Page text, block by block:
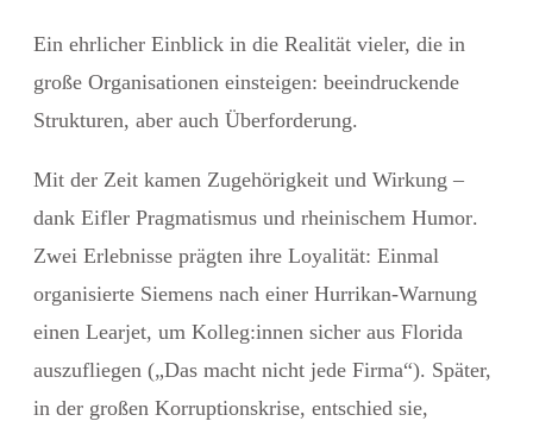
Ein ehrlicher Einblick in die Realität vieler, die in
große Organisationen einsteigen: beeindruckende
Strukturen, aber auch Überforderung.
Mit der Zeit kamen Zugehörigkeit und Wirkung –
dank Eifler Pragmatismus und rheinischem Humor.
Zwei Erlebnisse prägten ihre Loyalität: Einmal
organisierte Siemens nach einer Hurrikan-Warnung
einen Learjet, um Kolleg:innen sicher aus Florida
auszufliegen („Das macht nicht jede Firma“). Später,
in der großen Korruptionskrise, entschied sie,